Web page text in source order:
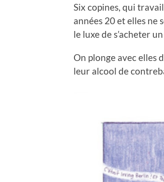
Six copines, qui
années 20 et elles ne
le luxe de s’acheter
On plonge avec elles
leur alcool de